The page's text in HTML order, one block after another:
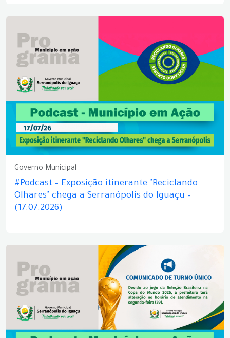
Governo Municipal
#Podcast – Exposição itinerante "Reciclando
Olhares" chega a Serranópolis do Iguaçu –
(17.07.2026)